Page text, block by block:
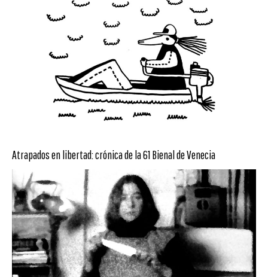
Atrapados en libertad: crónica de la 61 Bienal de Venecia